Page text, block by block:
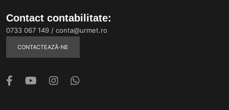
Contact contabilitate:
0733 067 149 / conta@urmet.ro
CONTACTEAZĂ-NE